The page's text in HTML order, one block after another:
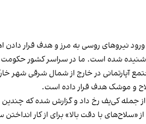
نیروهای روسی به مرز و هدف قرار
شنیده شده است. ما در سراسر کشور
آپارتمانی در خارج از شمال شرقی شهر
و موشک هدف قرار داده است.
جمله کی‌یف رخ داد و گزارش شده که چندین
«سلاح‌های با دقت بالا» برای از کار